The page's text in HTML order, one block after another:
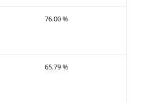
76.00 %
65.79 %